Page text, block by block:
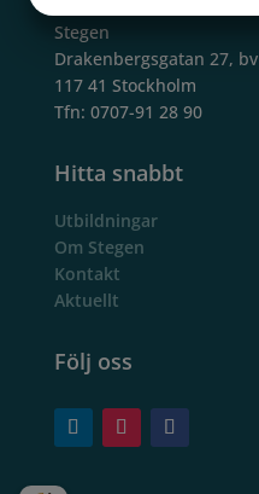
Stegen
Drakenbergsgatan 27, bv
117 41 Stockholm
Tfn: 0707-91 28 90
Hitta snabbt
Utbildningar
Om Stegen
Kontakt
Aktuellt
Följ oss
MARKNADSFÖRING